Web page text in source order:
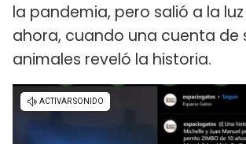
la pandemia, pero salió a la
ahora, cuando una cuenta de
animales reveló la historia.